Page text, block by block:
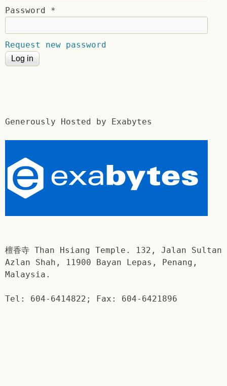
Password *
Request new password
Generously Hosted by Exabytes
檀香寺 Than Hsiang Temple. 132, Jalan Sultan
Azlan Shah, 11900 Bayan Lepas, Penang,
Malaysia.
Tel: 604-6414822; Fax: 604-6421896